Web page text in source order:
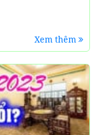
Xem thêm